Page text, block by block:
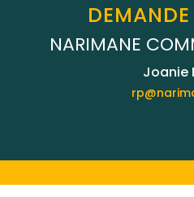
NARIMANE
Joanie